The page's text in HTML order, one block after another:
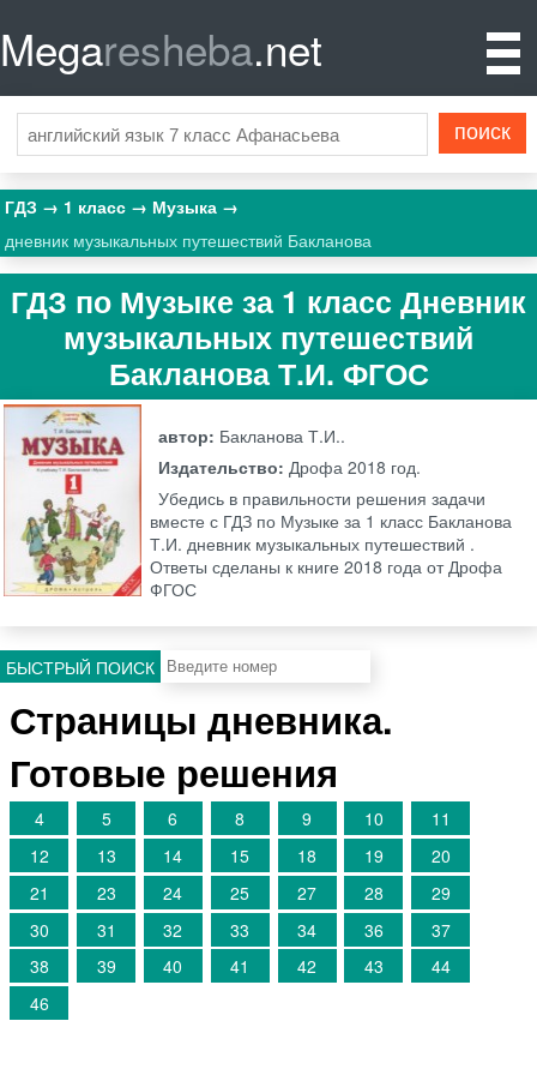
Megaresheba.net
ГДЗ 1 класс
Музыка
дневник музыкальных путешествий Бакланова
ГДЗ по Музыке за 1 класс Дневник
музыкальных путешествий
Бакланова Т.И. ФГОС
автор: Бакланова Т.И..
Издательство:Дрофа 2018 год.
Убедись в правильности решения задачи
вместе с ГДЗ по Музыке за 1 класс Бакланова
Т.И. дневник музыкальных путешествий .
Ответы сделаны к книге 2018 года от Дрофа
ФГОС
БЫСТРЫЙ ПОИСК
Страницы дневника.
Готовые решения
4 5 6 8 9 10
11
12
13 14 15 18 19
20
21
23 24 25 27 28
29
30
31 32 33 34 36
37
38
39 40 41 42 43
44
46